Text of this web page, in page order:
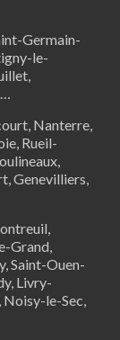
Germain-
le-
,
…
, Nanterre,
Rueil-
, Genevilliers,
Grand,
Saint-Ouen-
Livry-
Noisy-le-Sec,